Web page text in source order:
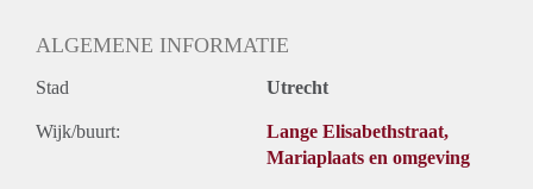
ALGEMENE INFORMATIE
Stad Utrecht
Wijk/buurt:
Lange Elisabethstraat,
Mariaplaats en omgeving